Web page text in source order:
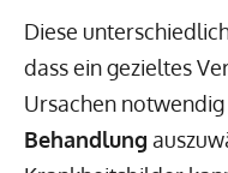
Diese
dass ein gezieltes
Ursachen
Behandlung